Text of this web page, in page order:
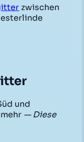
zwischen
und
— Diese